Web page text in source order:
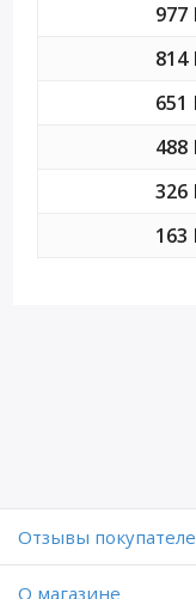
977
814
651
488
326
163
Отзывы
O магазине